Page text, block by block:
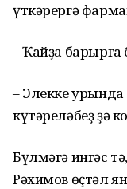
үткәрергә
– Ҡайҙа барырға
– Элекке урында
күтәреләбеҙ ҙә
Бүлмәгә ингәс
Рәхимов өҫтәл